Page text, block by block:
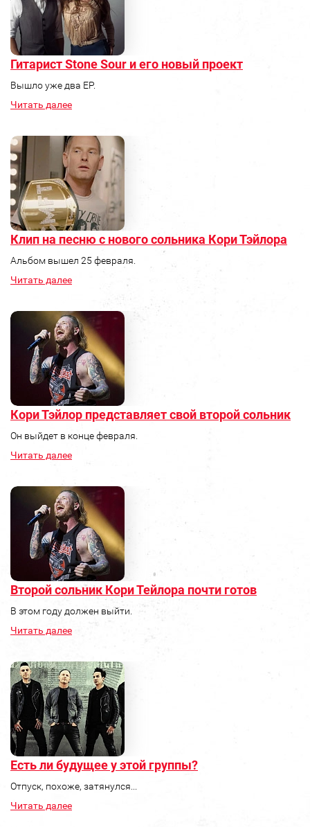
Гитарист Stone Sour и его новый проект
Вышло уже два ЕР.
Читать далее
Клип на песню с нового сольника Кори Тэйлора
Альбом вышел 25 февраля.
Читать далее
Кори Тэйлор представляет свой второй сольник
Он выйдет в конце февраля.
Читать далее
Второй сольник Кори Тейлора почти готов
В этом году должен выйти.
Читать далее
Есть ли будущее у этой группы?
Отпуск, похоже, затянулся...
Читать далее